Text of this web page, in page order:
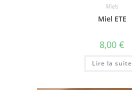
Miels
Miel ETE
8,00 €
Lire la suite